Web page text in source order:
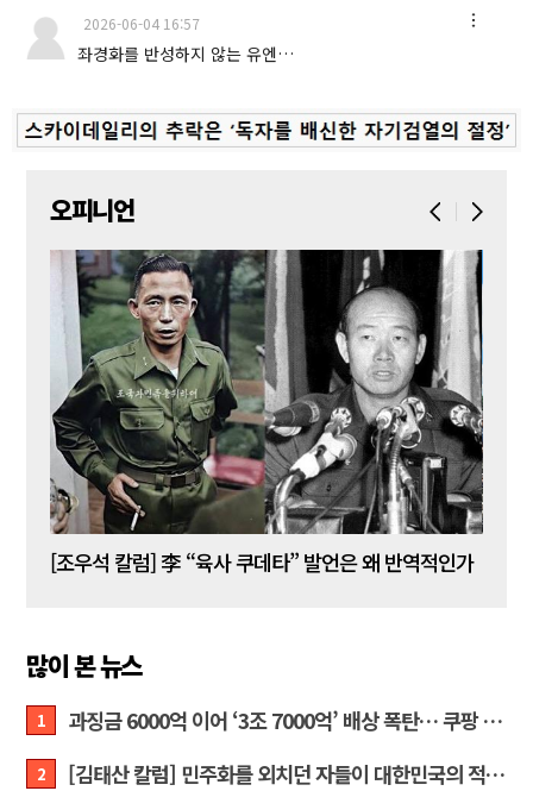
2026-06-04 16:57
좌경화를 반성하지 않는 유엔…
오피니언
[조우석 칼럼] 李 “육사 쿠데타” 발언은 왜 반역적인가
많이 본 뉴스
1 과징금 6000억 이어 ‘3조 7000억’ 배상 폭탄… 쿠팡 때리기에 한미 통상 ‘초비상’
2 [김태산 칼럼] 민주화를 외치던 자들이 대한민국의 적이고 간첩이었다